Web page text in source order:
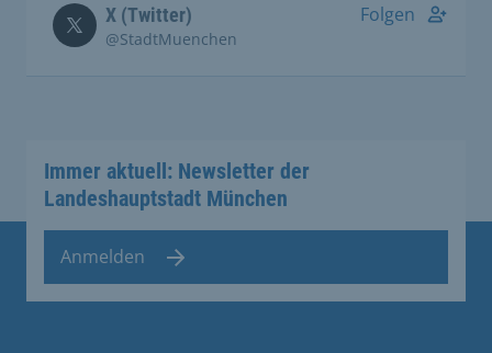
X (Twitter)
@StadtMuenchen
Folgen
Immer aktuell: Newsletter der
Landeshauptstadt München
Anmelden